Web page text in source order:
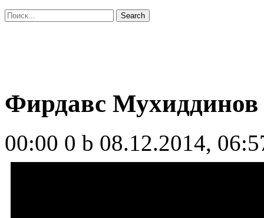
Фирдавс Мухиддинов
00:00 0 b 08.12.2014,